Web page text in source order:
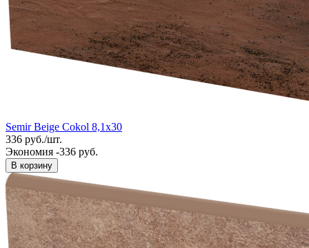
Semir Beige Cokol 8,1x30
336 руб./шт.
Экономия -336 руб.
В корзину